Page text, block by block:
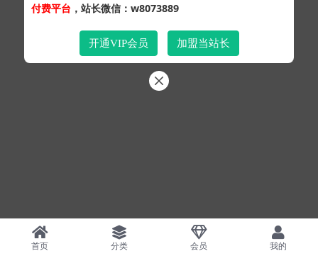
首页 分类 会员 我的
付费平台 ，站长微信：w8073889
开通VIP会员 加盟当站长